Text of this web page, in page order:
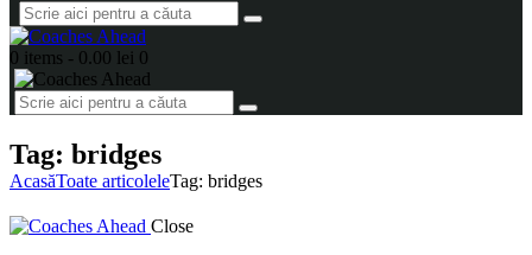
0 items - 0.00 lei 0
Tag: bridges
AcasăToate articoleleTag: bridges
Close